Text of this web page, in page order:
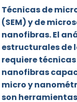
Técnicas de
(SEM) y de
nanofibras. El
estructurales de
requiere
nanofibras
micro y
son